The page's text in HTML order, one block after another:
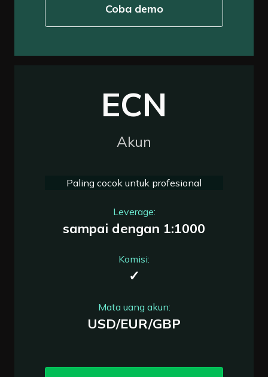
Coba demo
ECN
Akun
Paling cocok untuk profesional
Leverage:
sampai dengan 1:1000
Komisi:
✓
Mata uang akun:
USD/EUR/GBP